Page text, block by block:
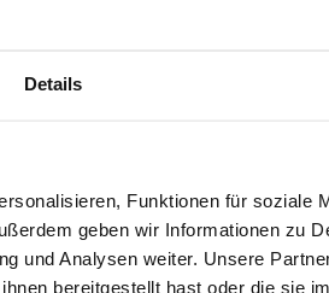
Details
Funktionen für soziale
geben wir Informationen zu
und Analysen weiter. Unsere
bereitgestellt hast oder die sie